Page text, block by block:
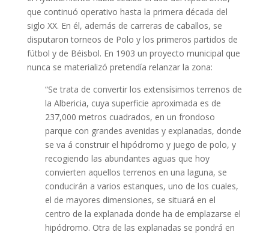
que continuó operativo hasta la primera década del
siglo XX. En él, además de carreras de caballos, se
disputaron torneos de Polo y los primeros partidos de
fútbol y de Béisbol. En 1903 un proyecto municipal que
nunca se materializó pretendía relanzar la zona:
“Se trata de convertir los extensísimos terrenos de
la Albericia, cuya superficie aproximada es de
237,000 metros cuadrados, en un frondoso
parque con grandes avenidas y explanadas, donde
se va á construir el hipódromo y juego de polo, y
recogiendo las abundantes aguas que hoy
convierten aquellos terrenos en una laguna, se
conducirán a varios estanques, uno de los cuales,
el de mayores dimensiones, se situará en el
centro de la explanada donde ha de emplazarse el
hipódromo. Otra de las explanadas se pondrá en